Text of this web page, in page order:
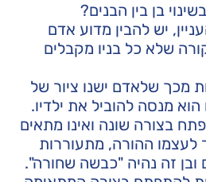
בן בין הבנים?
יש להבין מדוע אדם
שלא כל בניו מקבלים
מכך שלאדם ישנו ציור של
הוא מנסה להוביל את ילדיו.
בצורה שונה ואינו מתאים
לעצמו ההורה, מתעוררות
ובן זה נהיה "כבשה שחורה".